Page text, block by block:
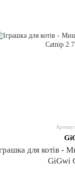
для котів -
GiGwi